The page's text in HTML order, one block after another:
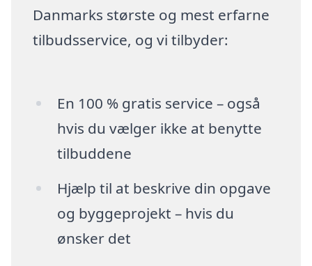
Danmarks største og mest erfarne
tilbudsservice, og vi tilbyder:
En 100 % gratis service – også
hvis du vælger ikke at benytte
tilbuddene
Hjælp til at beskrive din opgave
og byggeprojekt – hvis du
ønsker det